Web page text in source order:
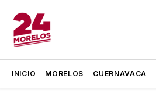
INICIO MORELOS CUERNAVACA